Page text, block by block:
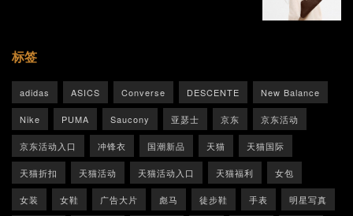
标签
adidas ASICS Converse DESCENTE New Balance
Nike PUMA Saucony 亚瑟士 京东 京东活动
京东活动入口 冲锋衣 国潮新品 天猫 天猫国际
天猫折扣 天猫活动 天猫活动入口 天猫福利 女包
女装 女鞋 广告大片 彪马 徒步鞋 手表 明星写真